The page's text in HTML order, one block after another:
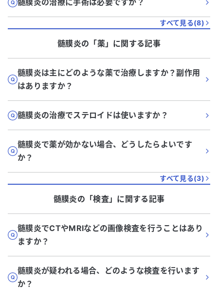
髄膜炎の治療に手術は必要ですか？
すべて見る(8)
髄膜炎の「薬」に関する記事
髄膜炎は主にどのような薬で治療しますか？副作用
はありますか？
髄膜炎の治療でステロイドは使いますか？
髄膜炎で薬が効かない場合、どうしたらよいです
か？
すべて見る(3)
髄膜炎の「検査」に関する記事
髄膜炎でCTやMRIなどの画像検査を行うことはあり
ますか？
髄膜炎が疑われる場合、どのような検査を行います
か？